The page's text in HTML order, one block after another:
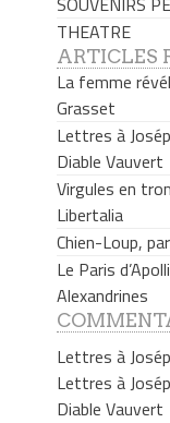
THEATRE
ARTICLES
La femme
Grasset
Lettres à
Diable Vauvert
Virgules en
Libertalia
Chien-Loup,
Le Paris
Alexandrines
Lettres à
Lettres à
Diable Vauvert